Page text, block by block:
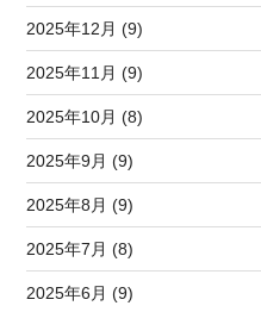
2025年12月 (9)
2025年11月 (9)
2025年10月 (8)
2025年9月 (9)
2025年8月 (9)
2025年7月 (8)
2025年6月 (9)